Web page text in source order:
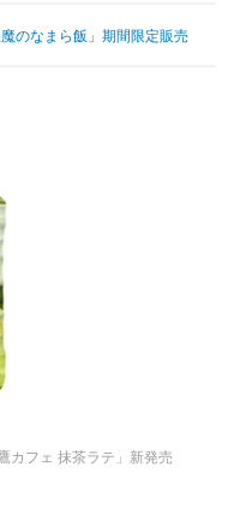
その他
のなまら飯」期間限定販売
カフェ 抹茶ラテ」新発売